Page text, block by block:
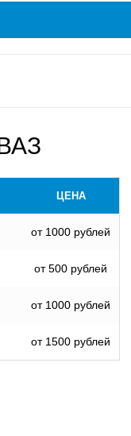
ЦЕНА
от 1000 рублей
от 500 рублей
от 1000 рублей
от 1500 рублей